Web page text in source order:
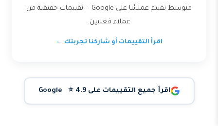
متوسط تقييم عملائنا على Google — تقييمات حقيقية من
عملاء فعليين.
اقرأ التقييمات أو شاركنا تجربتك ←
اقرأ جميع التقييمات على Google ⭐ 4.9